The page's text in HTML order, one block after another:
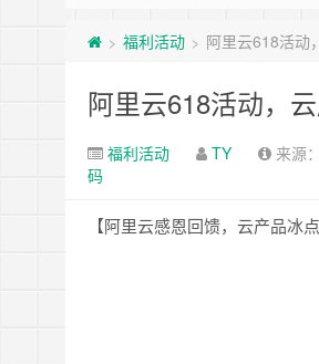
> 福利活动 > 阿里云618活动
阿里云618活动，
福利活动 TY 来源：
码
【阿里云感恩回馈，云产品